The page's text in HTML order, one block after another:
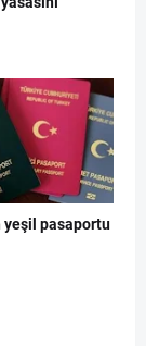
yeşil pasaportu